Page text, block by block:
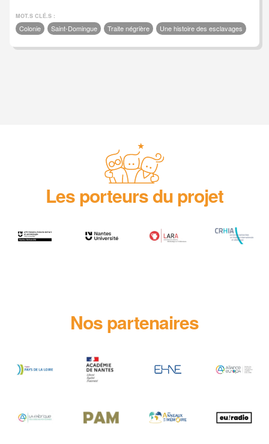
MOT.S CLÉ.S :
Colonie Saint-Domingue Traite négrière Une histoire des esclavages
Les porteurs du projet
Nos partenaires